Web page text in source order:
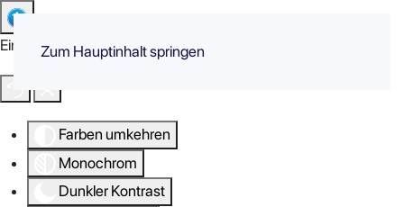
Eingabehilfen öffnen
Farben umkehren
Monochrom
Dunkler Kontrast
Zum Hauptinhalt springen